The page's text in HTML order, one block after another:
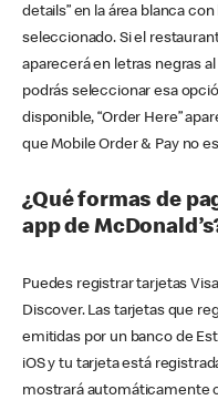
details” en la área blanca
seleccionado. Si el
aparecerá en letras negras
podrás seleccionar esa
disponible, “Order Here”
que Mobile Order & Pay no
¿Qué formas de
app de
Puedes registrar tarjetas
Discover. Las tarjetas que
emitidas por un banco de
iOS y tu tarjeta está
mostrará automáticamente